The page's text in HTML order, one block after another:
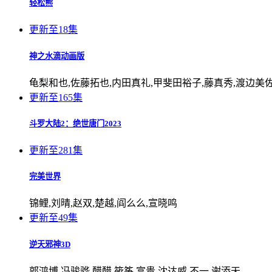
轻松熊
更新至18集
神之水滴动画版
龟梨和也,佐藤拓也,内田真礼,甲斐田裕子,藤真秀,渡边美
更新至165集
斗罗大陆2：绝世唐门2023
更新至281集
完美世界
锦鲤,刘晴,赵双,楚越,阎么么,宣晓鸣
更新至49集
逆天邪神3D